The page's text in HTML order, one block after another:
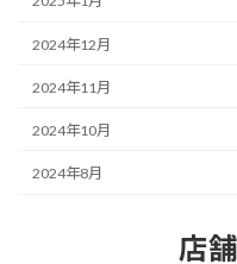
2024年12月
2024年11月
2024年10月
2024年8月
店